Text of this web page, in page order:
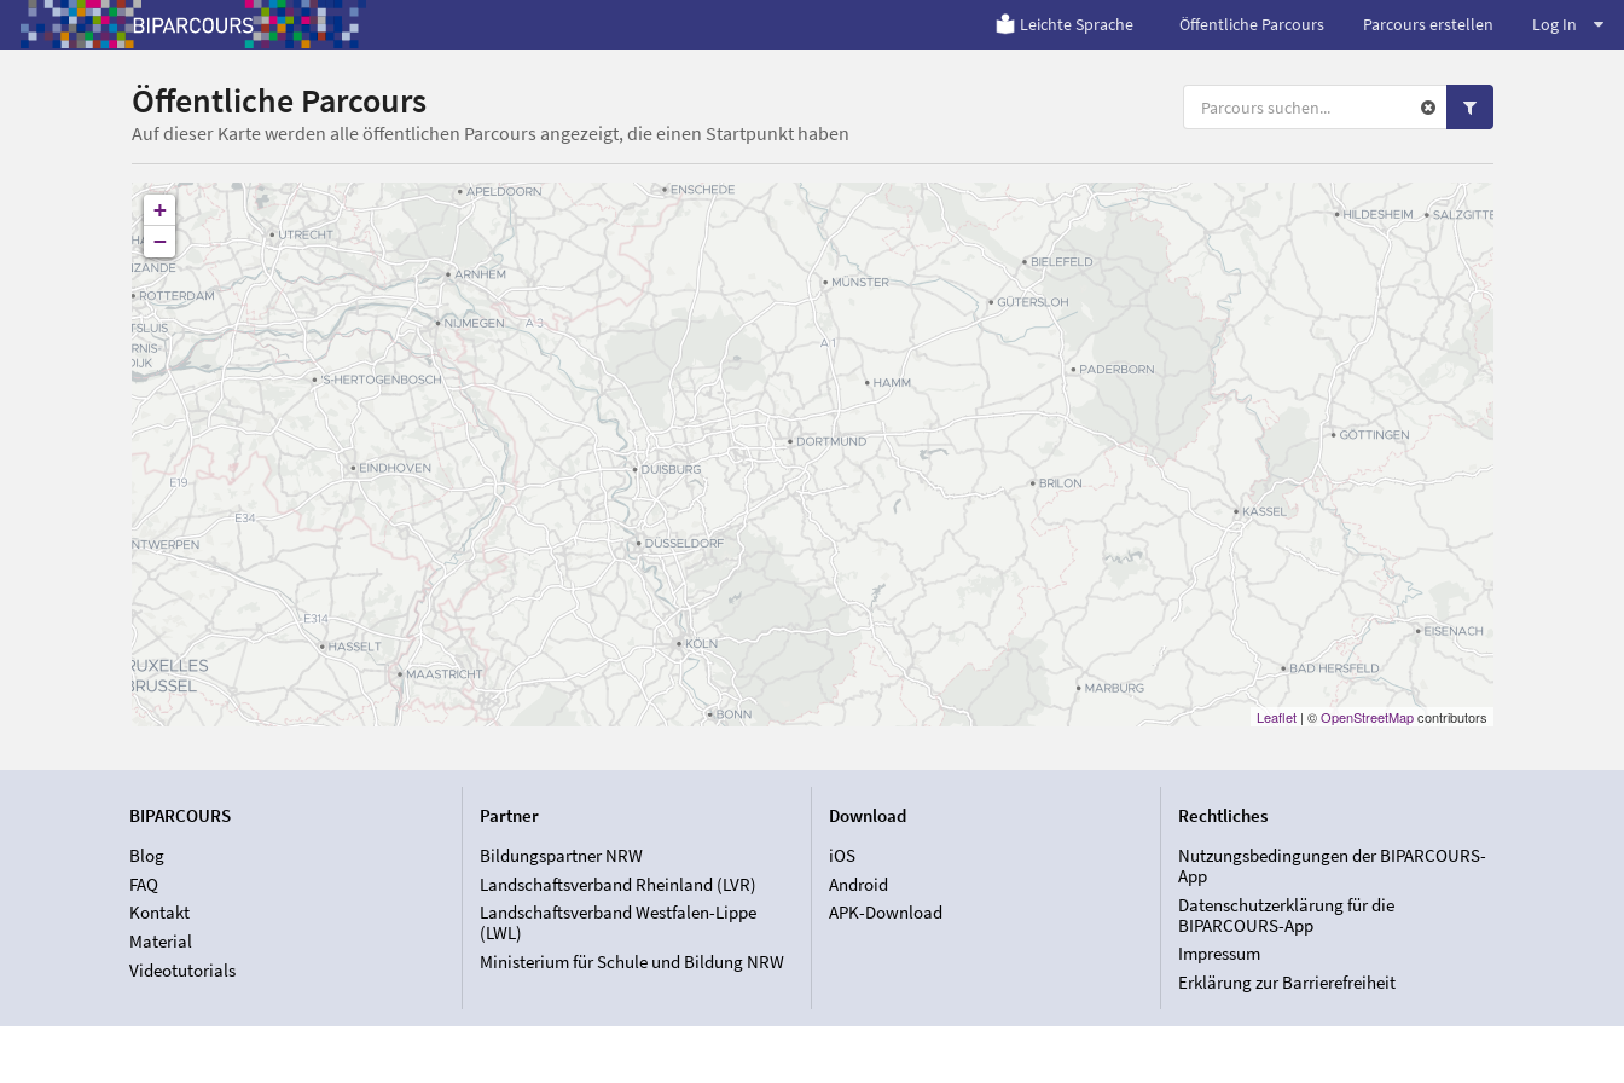
Leichte Sprache Öffentliche Parcours Parcours erstellen Log In
Öffentliche Parcours
Auf dieser Karte werden alle öffentlichen Parcours angezeigt, die einen Startpunkt haben
+
−
Leaflet| ©OpenStreetMapcontributors
BIPARCOURS
Blog
FAQ
Kontakt
Material
Videotutorials
Partner
Bildungspartner NRW
Landschaftsverband Rheinland (LVR)
Landschaftsverband Westfalen-Lippe
(LWL)
Ministerium für Schule und Bildung NRW
Download
iOS
Android
APK-Download
Rechtliches
Nutzungsbedingungen der BIPARCOURS-
App
Datenschutzerklärung für die
BIPARCOURS-App
Impressum
Erklärung zur Barrierefreiheit